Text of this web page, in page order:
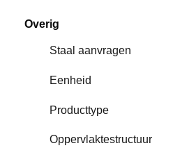
Overig
Staal aanvragen
Eenheid
Producttype
Oppervlaktestructuur